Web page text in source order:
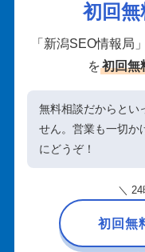
初回無
「新潟SEO情報局
を初回無
無料相談だからとい
せん。営業も一切か
にどうぞ！
＼
初回無